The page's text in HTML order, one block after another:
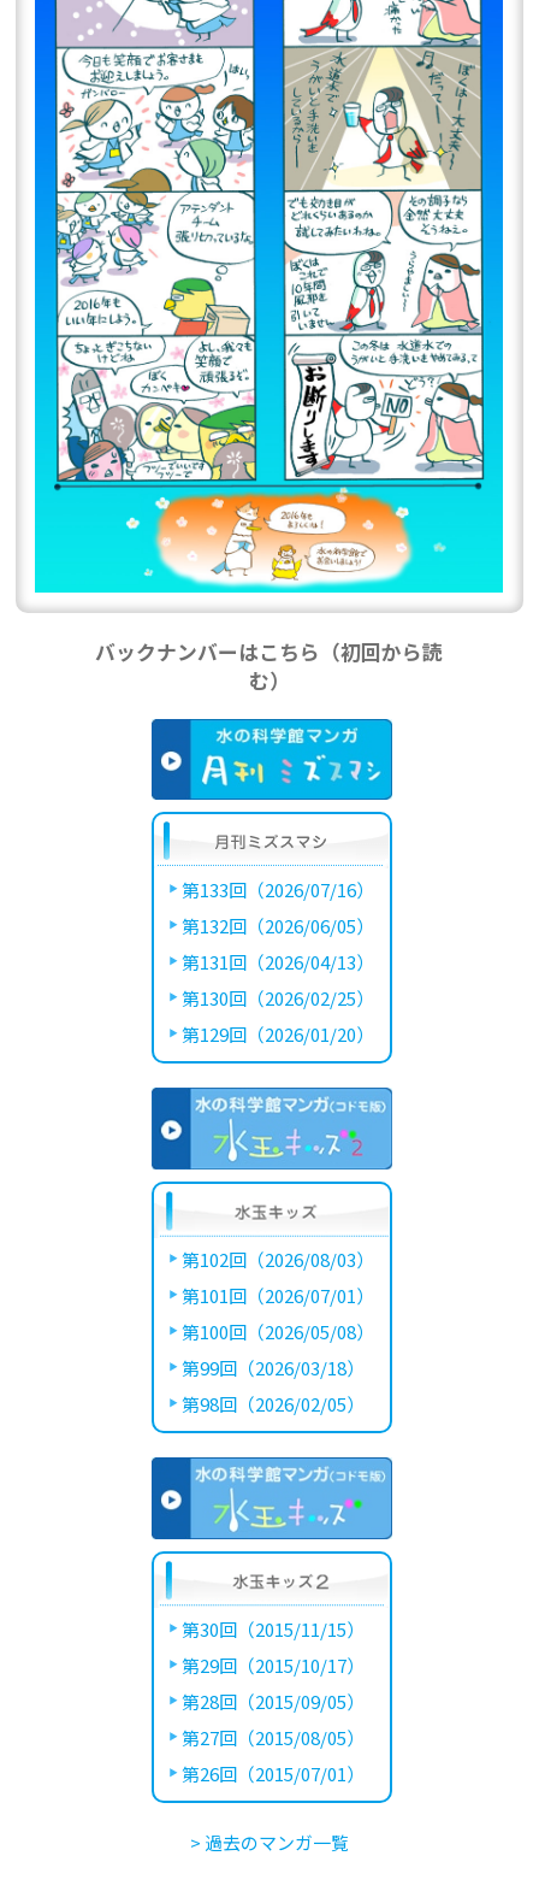
バックナンバーはこちら（初回から読
む）
第133回（2026/07/16）
第132回（2026/06/05）
第131回（2026/04/13）
第130回（2026/02/25）
第129回（2026/01/20）
第102回（2026/08/03）
第101回（2026/07/01）
第100回（2026/05/08）
第99回（2026/03/18）
第98回（2026/02/05）
第30回（2015/11/15）
第29回（2015/10/17）
第28回（2015/09/05）
第27回（2015/08/05）
第26回（2015/07/01）
> 過去のマンガ一覧